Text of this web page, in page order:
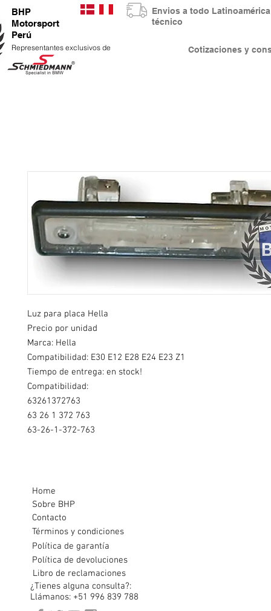
BHP
Motorsport
Perú
Representantes exclusivos de Cotizaciones y
Envios a todo
técnico
Luz para placa Hella
Precio por unidad
Marca: Hella
Compatibilidad: E30 E12 E28 E24 E23 Z1
Tiempo de entrega: en stock!
Compatibilidad:
63261372763
63 26 1 372 763
63-26-1-372-763
Home
Sobre BHP
Contacto
Términos y condiciones
Política de garantía
Política de devoluciones
Libro de reclamaciones
¿Tienes alguna consulta?:
Llámanos: +51 996 839 788